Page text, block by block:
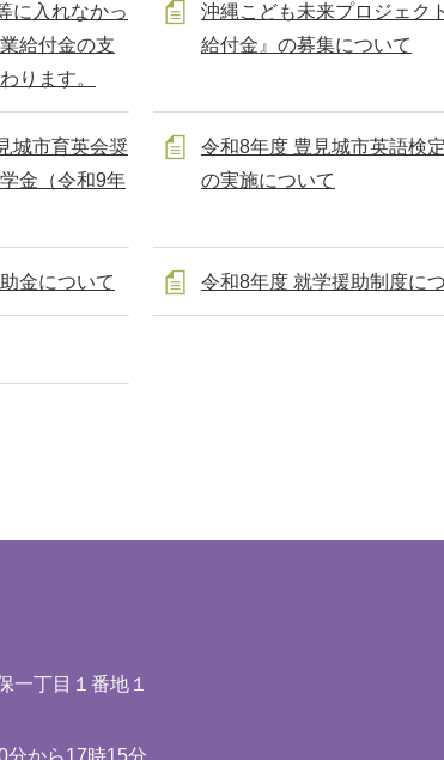
に入れなかっ
給付金の支
ります。
沖縄こども未来プロジェク
給付金』の募集について
城市育英会奨
金（令和9年
令和8年度 豊見城市英語検
の実施について
金について 令和8年度 就学援助制度に
丁目１番地１
分から17時15分